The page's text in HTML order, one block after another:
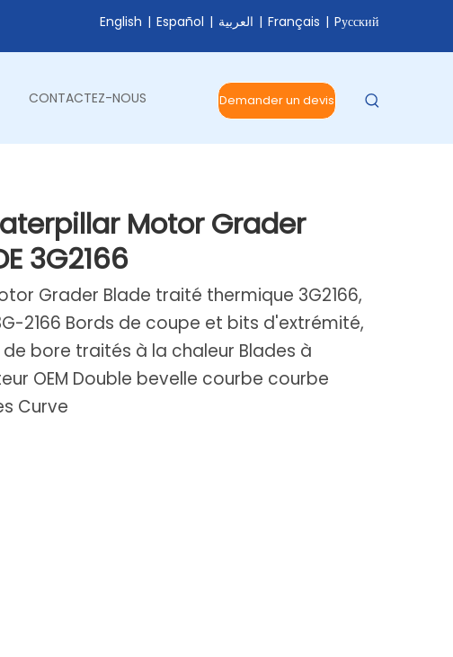
English | Español | العربية | Français | Pусский
CONTACTEZ-NOUS Demander un devis
Motor Grader
3G2166
Grader Blade traité thermique 3G2166,
2166 Bords de coupe et bits d'extrémité,
bore traités à la chaleur Blades à
OEM Double bevelle courbe courbe
Curve